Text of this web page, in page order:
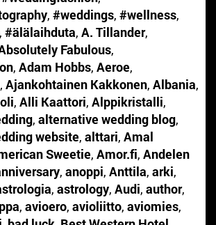
, #weddings, #wellness,
, #älälaihduta, A. Tillander,
Fabulous,
, Adam Hobbs, Aeroe,
, Ajankohtainen Kakkonen, Albania,
, Alli Kaattori, Alppikristalli,
, alternative wedding blog,
website, alttari, Amal
Sweetie, Amor.fi, Andelen
, anoppi, Anttila, arki,
, astrology, Audi, author,
, avioero, avioliitto, aviomies,